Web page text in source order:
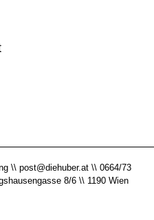
\\ post@diehuber.at\\ 0664/73
8/6 \\ 1190 Wien